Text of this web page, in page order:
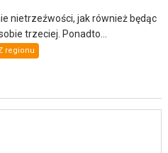
nietrzeźwości, jak również będąc
trzeciej. Ponadto...
regionu